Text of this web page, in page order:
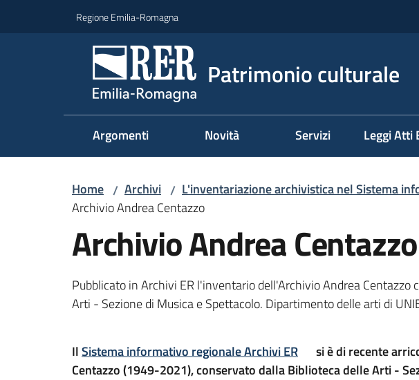
Regione Emilia-Romagna
Patrimonio culturale
Argomenti Novità Servizi Leggi Atti
Home / Archivi / L'inventariazione archivistica nel Sistema
Archivio Andrea Centazzo
Archivio Andrea Centazzo
Pubblicato in Archivi ER l'inventario dell'Archivio Andrea Centazzo
Arti - Sezione di Musica e Spettacolo. Dipartimento delle arti di
IlSistema informativo regionale Archivi ER
si è di recente
Centazzo (1949-2021), conservato dalla Biblioteca delle Arti -